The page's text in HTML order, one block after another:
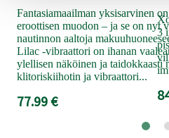
Fantasiamaailman yksisarvinen
eroottisen muodon – ja se on nyt
nautinnon aaltoja
Lilac -vibraattori on ihanan
ylellisen näköinen ja taidokkaasti
klitoriskiihotin ja vibraattori...
77.99 €
3